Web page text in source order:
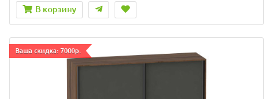
В корзину
Ваша скидка: 7000р.